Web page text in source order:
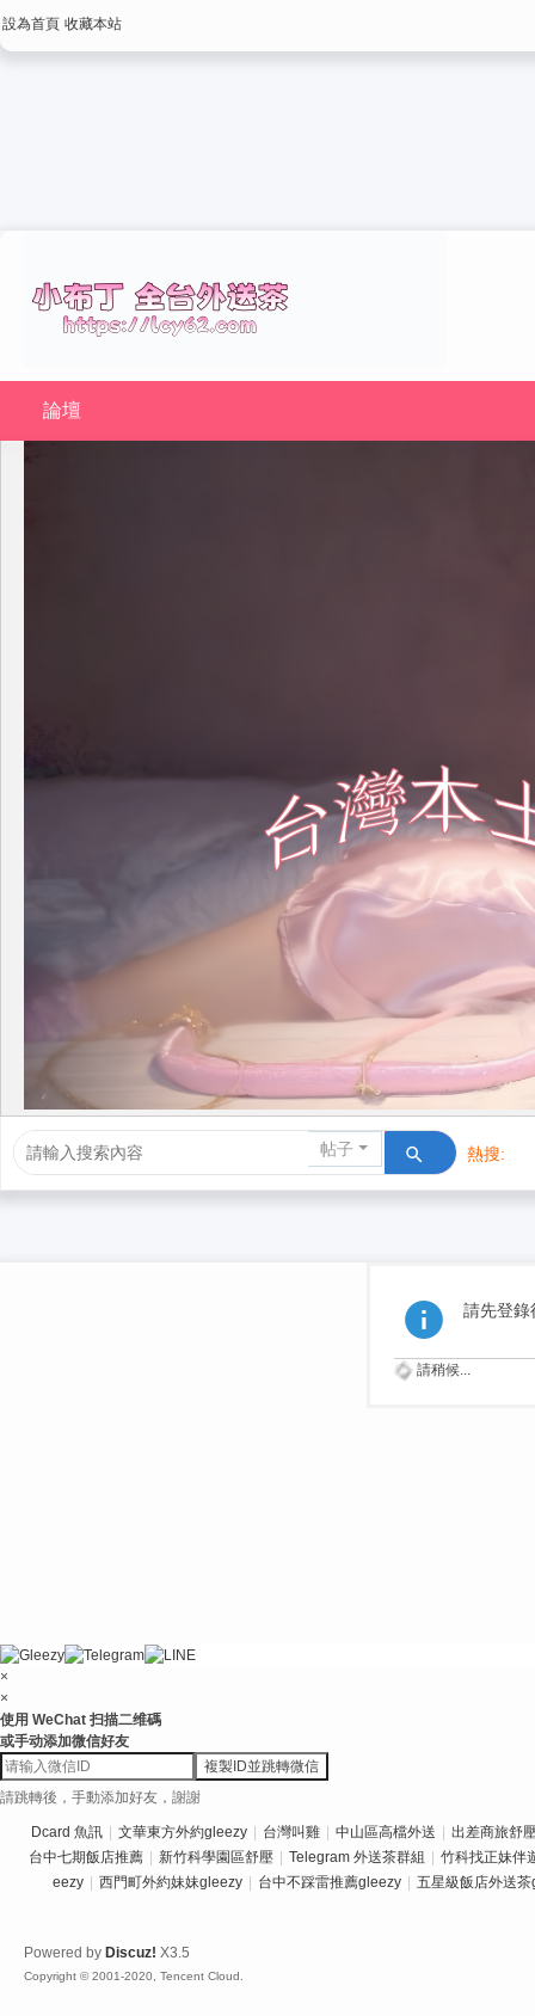
設為首頁 收藏本站
論壇
帖子 熱搜:
請先登錄
請稍候...
×
×
使用 WeChat 扫描二维碼
或手动添加微信好友
複製ID並跳轉微信
請跳轉後，手動添加好友，謝謝
Dcard 魚訊 文華東方外約gleezy 台灣叫雞 中山區高檔外送
出差商旅舒
台中七期飯店推薦
新竹科學園區舒壓 Telegram 外送茶群組
竹科找正妹伴
eezy
西門町外約妹妹gleezy 台中不踩雷推薦gleezy 五星級飯店外送
Powered by Discuz! X3.5
Copyright © 2001-2020, Tencent Cloud.